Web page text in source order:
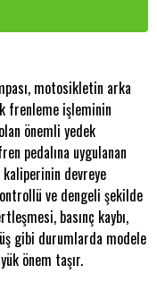
motosikletin arka
frenleme işleminin
önemli yedek
pedalına uygulanan
devreye
ve dengeli şekilde
basınç kaybı,
gibi durumlarda modele
önem taşır.